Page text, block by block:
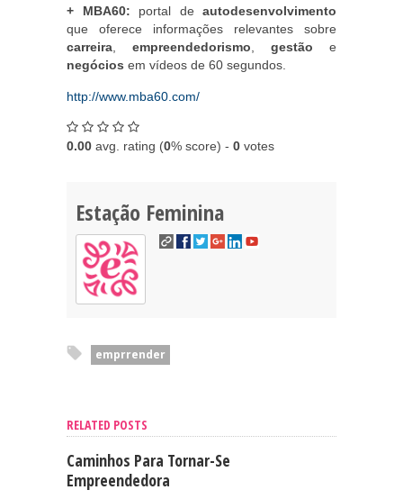
+ MBA60: portal de autodesenvolvimento
que oferece informações relevantes sobre
carreira
empreendedorismo gestão e
negócios em vídeos de 60 segundos.
http://www.mba60.com/
0.00 avg. rating (0% score) - 0 votes
Estação Feminina
emprrender
RELATED POSTS
Caminhos Para Tornar-Se
Empreendedora